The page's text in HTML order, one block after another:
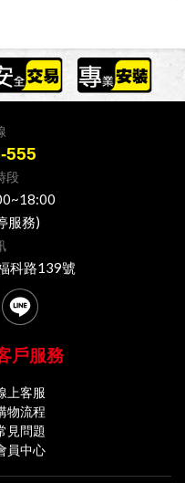
555
段
服務)
科路139號
戶服務
上客服
物流程
見問題
員中心